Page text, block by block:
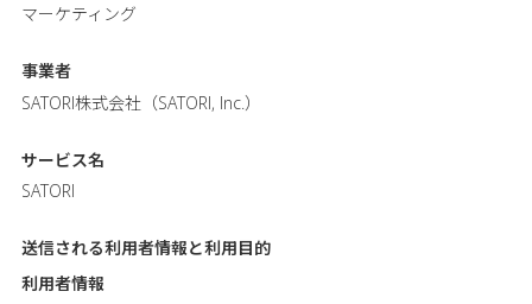
マーケティング
事業者
SATORI株式会社（SATORI, Inc.）
サービス名
SATORI
送信される利用者情報と利用目的
利用者情報